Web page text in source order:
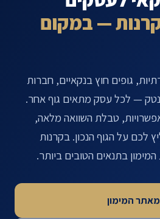
— במקום
גופים חוץ בנקאיים, חברות
— לכל עסק מתאים גוף אחר.
טבלת השוואה מלאה,
לכם על הגוף הנכון. בקרנות
המימון בתנאים הטובים ביותר.
המימון